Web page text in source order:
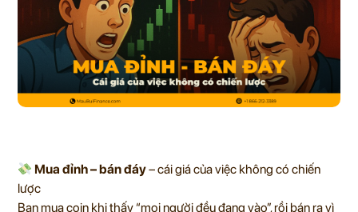
Mua đỉnh – bán đáy– cái giá của việc không có chiến
lược
Bạn mua coin khi thấy “mọi người đều đang vào”, rồi bán ra vì